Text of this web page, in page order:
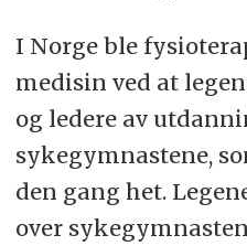
I Norge ble
medisin ved at
og ledere av
sykegymnastene,
den gang het.
over